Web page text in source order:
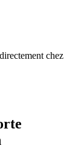
chez